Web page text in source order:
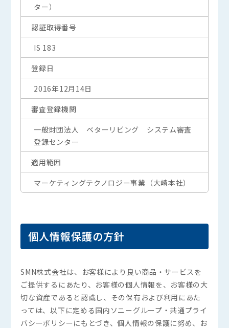
ター）
認証取得番号
IS 183
登録日
2016年12月14日
審査登録機関
一般財団法人 ベターリビング システム審査
登録センター
適用範囲
マーケティングテクノロジー事業（大崎本社）
個人情報保護の方針
SMN株式会社は、お客様により良い商品・サービスを
ご提供するにあたり、お客様の個人情報を、お客様の大
切な資産であると認識し、その保有および利用にあた
っては、以下に定める国内ソニーグループ・共通プライ
バシーポリシーにもとづき、個人情報の保護に努め、お